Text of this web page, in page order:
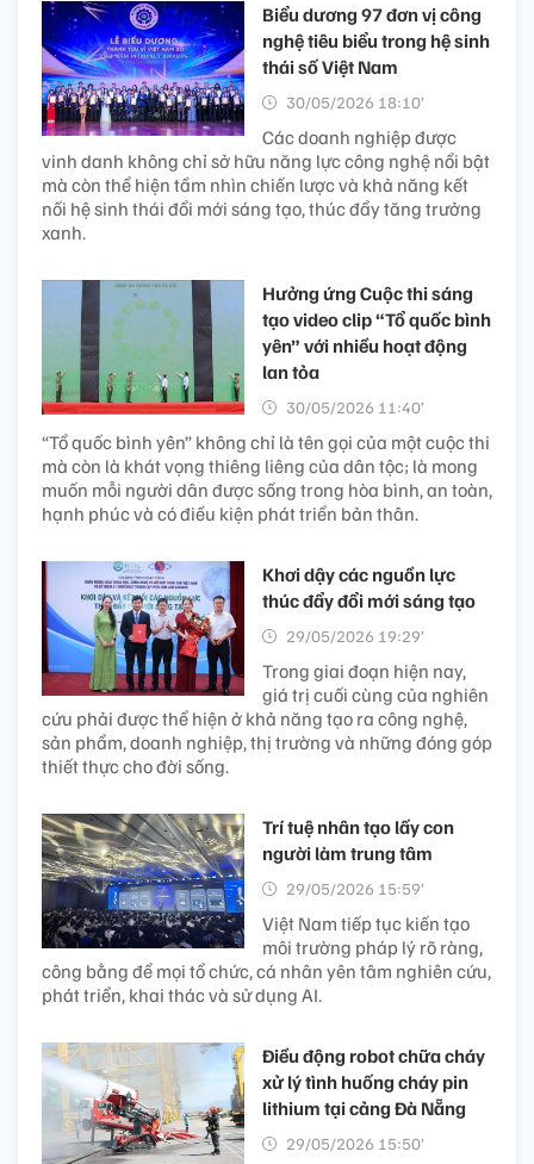
Biểu dương 97 đơn vị công
nghệ tiêu biểu trong hệ sinh
thái số Việt Nam
30/05/2026 18:10’
Các doanh nghiệp được
vinh danh không chỉ sở hữu năng lực công nghệ nổi bật
mà còn thể hiện tầm nhìn chiến lược và khả năng kết
nối hệ sinh thái đổi mới sáng tạo, thúc đẩy tăng trưởng
xanh.
Hưởng ứng Cuộc thi sáng
tạo video clip “Tổ quốc bình
yên” với nhiều hoạt động
lan tỏa
30/05/2026 11:40’
“Tổ quốc bình yên” không chỉ là tên gọi của một cuộc thi
mà còn là khát vọng thiêng liêng của dân tộc; là mong
muốn mỗi người dân được sống trong hòa bình, an toàn,
hạnh phúc và có điều kiện phát triển bản thân.
Khơi dậy các nguồn lực
thúc đẩy đổi mới sáng tạo
29/05/2026 19:29’
Trong giai đoạn hiện nay,
giá trị cuối cùng của nghiên
cứu phải được thể hiện ở khả năng tạo ra công nghệ,
sản phẩm, doanh nghiệp, thị trường và những đóng góp
thiết thực cho đời sống.
Trí tuệ nhân tạo lấy con
người làm trung tâm
29/05/2026 15:59’
Việt Nam tiếp tục kiến tạo
môi trường pháp lý rõ ràng,
công bằng để mọi tổ chức, cá nhân yên tâm nghiên cứu,
phát triển, khai thác và sử dụng AI.
Điều động robot chữa cháy
xử lý tình huống cháy pin
lithium tại cảng Đà Nẵng
29/05/2026 15:50’